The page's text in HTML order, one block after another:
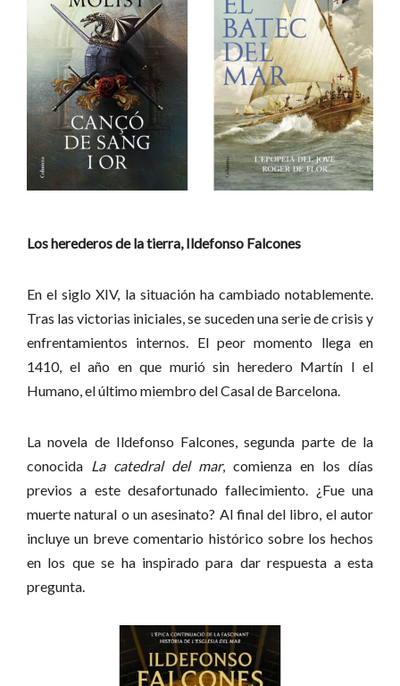
Los herederos de la tierra, Ildefonso Falcones
En el siglo XIV, la situación ha cambiado notablemente.
Tras las victorias iniciales, se suceden una serie de crisis y
enfrentamientos internos. El peor momento llega en
1410, el año en que murió sin heredero Martín I el
Humano, el último miembro del Casal de Barcelona.
La novela de Ildefonso Falcones, segunda parte de la
conocida La catedral del mar, comienza en los días
previos a este desafortunado fallecimiento. ¿Fue una
muerte natural o un asesinato? Al final del libro, el autor
incluye un breve comentario histórico sobre los hechos
en los que se ha inspirado para dar respuesta a esta
pregunta.